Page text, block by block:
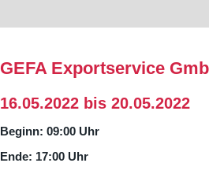
GEFA Exportservice
16.05.2022 bis 20.05.2022
Beginn: 09:00 Uhr
Ende: 17:00 Uhr